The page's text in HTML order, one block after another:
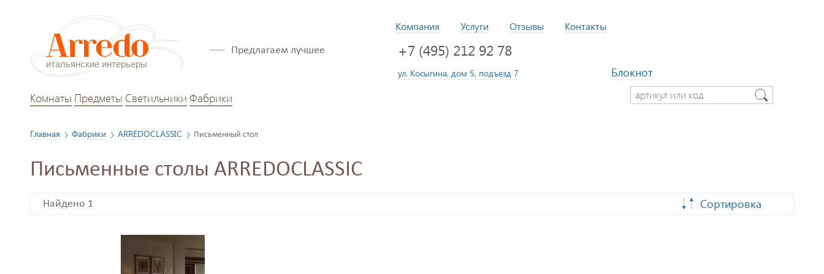
Компания Услуги Отзывы Контакты
Предлагаем лучшее +7 (495) 212 92 78
ул. Косыгина, дом 5, подъезд 7
Блокнот
Комнаты Предметы Светильники Фабрики
Главная Фабрики ARREDOCLASSIC Письменный стол
Письменные столы ARREDOCLASSIC
Найдено 1 Сортировка